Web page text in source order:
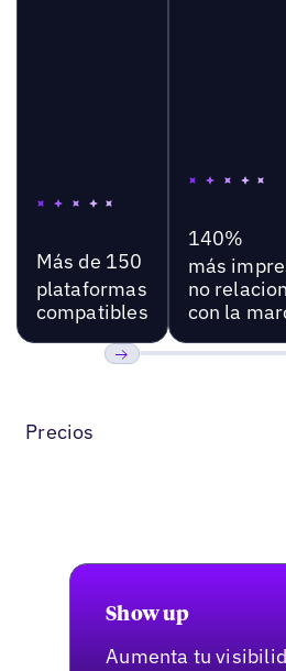
Más de 150
plataformas
compatibles
140%
más
no
con la
Precios
Show up
Aumenta tu